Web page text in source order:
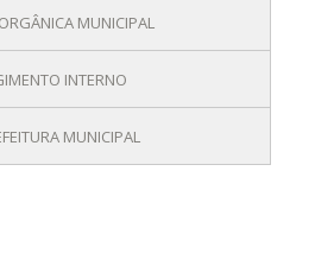
MUNICIPAL
INTERNO
MUNICIPAL